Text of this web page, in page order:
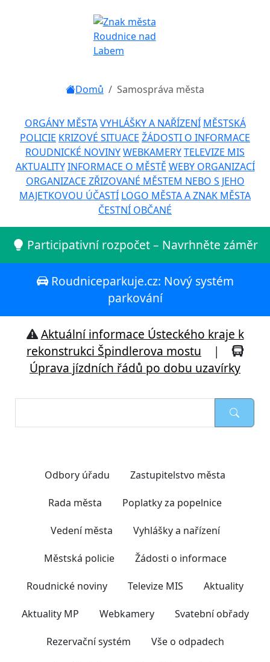
Domů Samospráva města
ORGÁNY MĚSTA VYHLÁŠKY A NAŘÍZENÍ MĚSTSKÁ
POLICIE KRIZOVÉ SITUACE ŽÁDOSTI O INFORMACE
ROUDNICKÉ NOVINYWEBKAMERYTELEVIZE MIS
AKTUALITY INFORMACE O MĚSTĚ WEBY ORGANIZACÍ
ORGANIZACE ZŘIZOVANÉ MĚSTEM NEBO S JEHO
MAJETKOVOU ÚČASTÍ LOGO MĚSTA A ZNAK MĚSTA
ČESTNÍ OBČANÉ
Participativní rozpočet – Navrhněte záměr
Roudniceparkuje.cz: Nový systém
parkování
Aktuální informace Ústeckého kraje k
rekonstrukci Špindlerova mostu |
Úprava jízdních řádů po dobu uzavírky
Odbory úřadu Zastupitelstvo města
Rada města Poplatky za popelnice
Vedení města Vyhlášky a nařízení
Městská policie Žádosti o informace
Roudnické noviny Televize MIS Aktuality
Aktuality MP Webkamery Svatební obřady
Rezervační systém Vše o odpadech